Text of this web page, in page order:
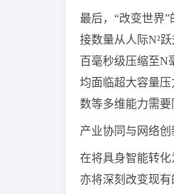
最后，“改变世界
接数量从人际N²
百毫秒级压缩至N
均面临超大容量
数等多维能力需要
产业协同与网络创
在将具身智能转化
亦将深刻改变现有